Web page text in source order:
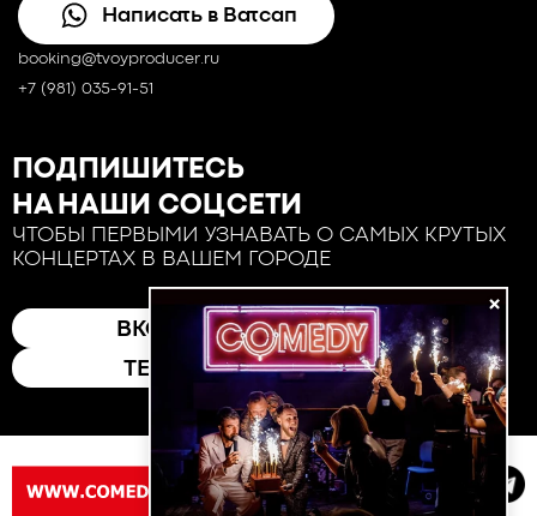
Написать в Ватсап
booking@tvoyproducer.ru
+7 (981) 035-91-51
×
ПОДПИШИТЕСЬ
НА НАШИ СОЦСЕТИ
ЧТОБЫ ПЕРВЫМИ УЗНАВАТЬ О САМЫХ КРУТЫХ
КОНЦЕРТАХ В ВАШЕМ ГОРОДЕ
ВКОНТАКТЕ
ТЕЛЕГРАМ